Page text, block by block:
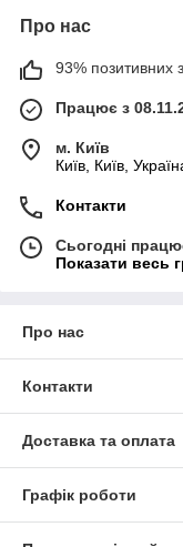
Про нас
93% позитивних
Працює з
м. Київ
Київ, Київ,
Контакти
Сьогодні
Показати весь
Про нас
Контакти
Доставка та оплата
Графік роботи